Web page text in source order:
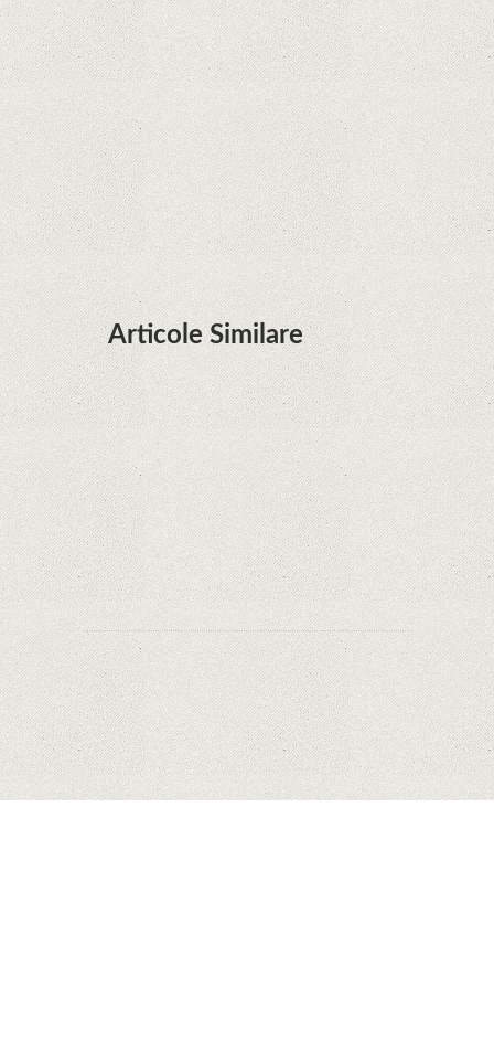
Zvon: aplicațiile Google nu se mai pot instala pe
terminalele Huawei cu procesoare Kirin
Huawei P50 primeşte o posibilă dată de lansare
şi e mai curând decât credeam; Are cameră
telephoto cu zoom optic variabil
Articole Similare